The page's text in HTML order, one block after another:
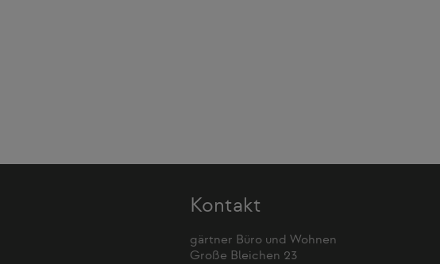
Kontakt
gärtner Büro und Wohnen
Große Bleichen 23